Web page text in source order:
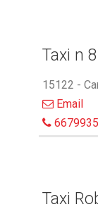
Taxi n 8
15122 -
Email
Taxi